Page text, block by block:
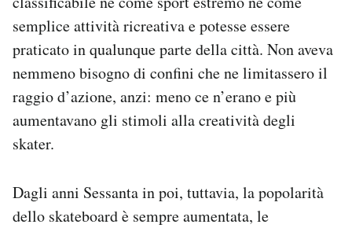
semplice attività ricreativa e potesse essere
praticato in qualunque parte della città. Non aveva
nemmeno bisogno di confini che ne limitassero il
raggio d’azione, anzi: meno ce n’erano e più
aumentavano gli stimoli alla creatività degli
skater.
Dagli anni Sessanta in poi, tuttavia, la popolarità
dello skateboard è sempre aumentata, le